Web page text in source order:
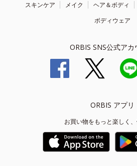
スキンケア メイク ヘア＆ボディ
ボディウェア
ORBIS SNS公式アカ
ORBIS アプリ
お買い物をもっと楽しく、